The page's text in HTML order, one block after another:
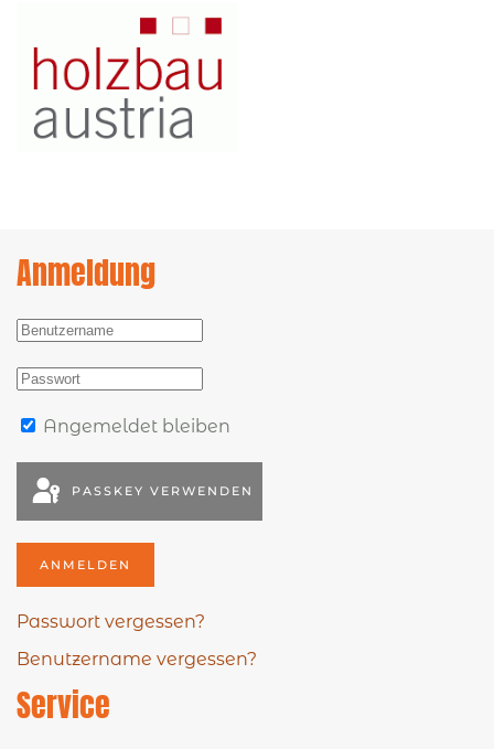
Anmeldung
Angemeldet bleiben
PASSKEY VERWENDEN
ANMELDEN
Passwort vergessen?
Benutzername vergessen?
Service